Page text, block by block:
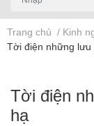
Trang chủ / Kinh
Tời điện những lưu
Tời điện
hạ